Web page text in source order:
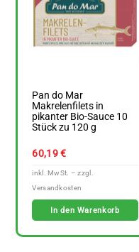
Pan do Mar
Makrelenfilets in
pikanter Bio-Sauce 10
Stück zu 120 g
60,19€
In den Warenkorb